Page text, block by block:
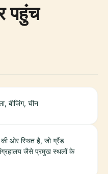
पहुंच
बीजिंग, चीन
की ओर स्थित है, जो ग्रैंड
जैसे प्रमुख स्थलों के